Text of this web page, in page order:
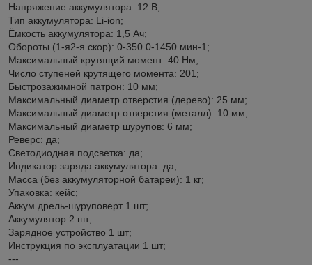
Напряжение аккумулятора: 12 В;
Тип аккумулятора: Li-ion;
Ёмкость аккумулятора: 1,5 Ач;
Обороты (1-я2-я скор): 0-350 0-1450 мин-1;
Максимальный крутящий момент: 40 Нм;
Число ступеней крутящего момента: 201;
Быстрозажимной патрон: 10 мм;
Максимальный диаметр отверстия (дерево): 25 мм;
Максимальный диаметр отверстия (металл): 10 мм;
Максимальный диаметр шурупов: 6 мм;
Реверс: да;
Светодиодная подсветка: да;
Индикатор заряда аккумулятора: да;
Масса (без аккумуляторной батареи): 1 кг;
Упаковка: кейс;
Аккум дрель-шуруповерт 1 шт;
Аккумулятор 2 шт;
Зарядное устройство 1 шт;
Инструкция по эксплуатации 1 шт;
---